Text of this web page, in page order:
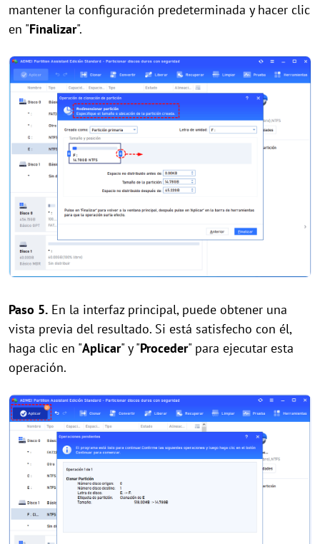
mantener la configuración predeterminada y hacer clic
en "Finalizar".
Paso 5. En la interfaz principal, puede obtener una
vista previa del resultado. Si está satisfecho con él,
haga clic en "Aplicar" y "Proceder" para ejecutar esta
operación.